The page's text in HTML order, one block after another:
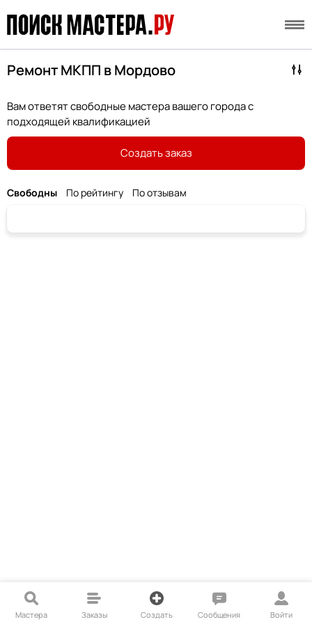
Ремонт МКПП в Мордово
Вам ответят свободные мастера вашего города с
подходящей квалификацией
Создать заказ
Свободны По рейтингу По отзывам
Мастера Заказы Создать Сообщения Войти